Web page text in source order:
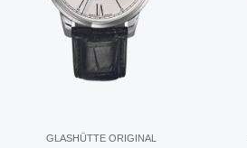
GLASHÜTTE ORIGINAL